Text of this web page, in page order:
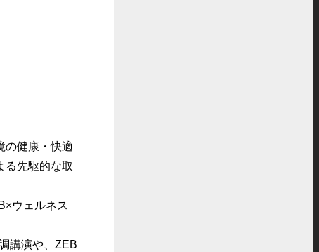
の健康・快適
る先駆的な取
ウェルネス
講演や、ZEB